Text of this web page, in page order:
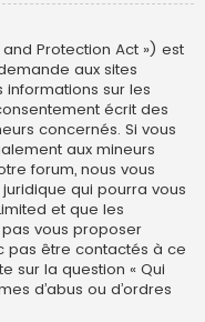
and Protection Act ») est
aux sites
sur les
écrit des
concernés. Si vous
aux mineurs
forum, nous vous
qui pourra vous
et que les
vous proposer
pas être contactés à ce
sur la question « Qui
d’abus ou d’ordres